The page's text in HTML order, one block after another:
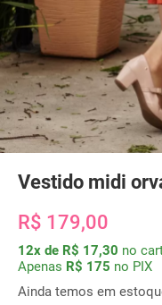
Vestido midi
R$ 179,00
12x de R$ 17,30 no
Apenas R$ 175 no PIX
Ainda temos em